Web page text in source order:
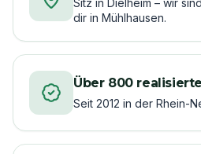
dir in Mühlhausen.
Über 800
Seit 2012 in der Rhein-